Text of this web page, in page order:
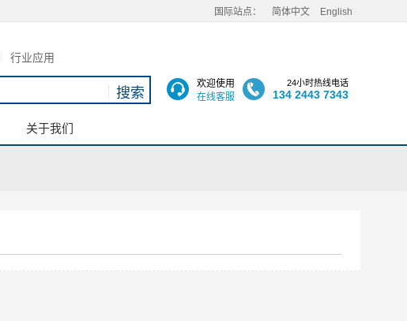
国际站点： 简体中文 English
欢迎使用
在线客服
24小时热线电话
134 2443 7343
行业应用
关于我们